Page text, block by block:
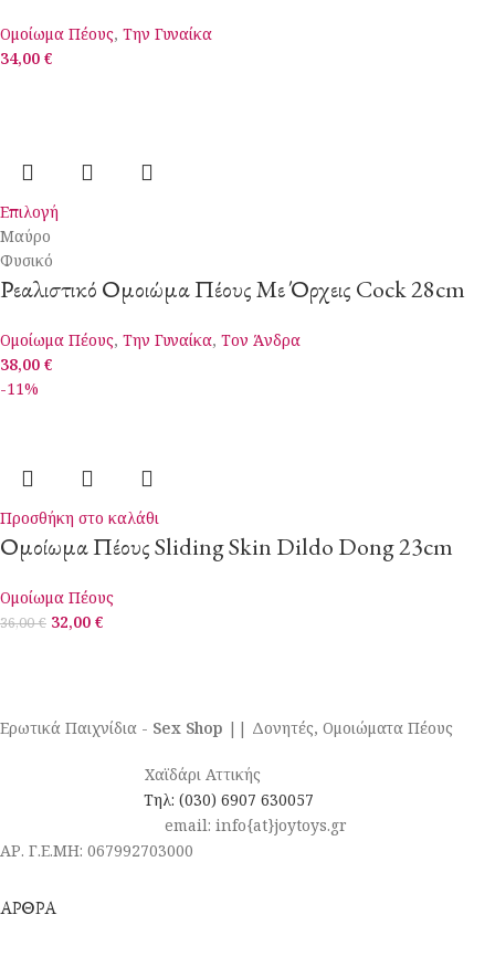
Ομοίωμα Πέους, Την Γυναίκα
34,00 €
Επιλογή
Μαύρο
Φυσικό
Ρεαλιστικό Ομοιώμα Πέους Με Όρχεις Cock 28cm
Ομοίωμα Πέους, Την Γυναίκα, Τον Άνδρα
38,00 €
-11%
Προσθήκη στο καλάθι
Ομοίωμα Πέους Sliding Skin Dildo Dong 23cm
Ομοίωμα Πέους
36,00€ 32,00 €
Ερωτικά Παιχνίδια - Sex Shop || Δονητές, Ομοιώματα Πέους
Χαϊδάρι Αττικής
Τηλ: (030) 6907 630057
email: info{at}joytoys.gr
ΑΡ. Γ.Ε.ΜΗ: 067992703000
ΆΡΘΡΑ